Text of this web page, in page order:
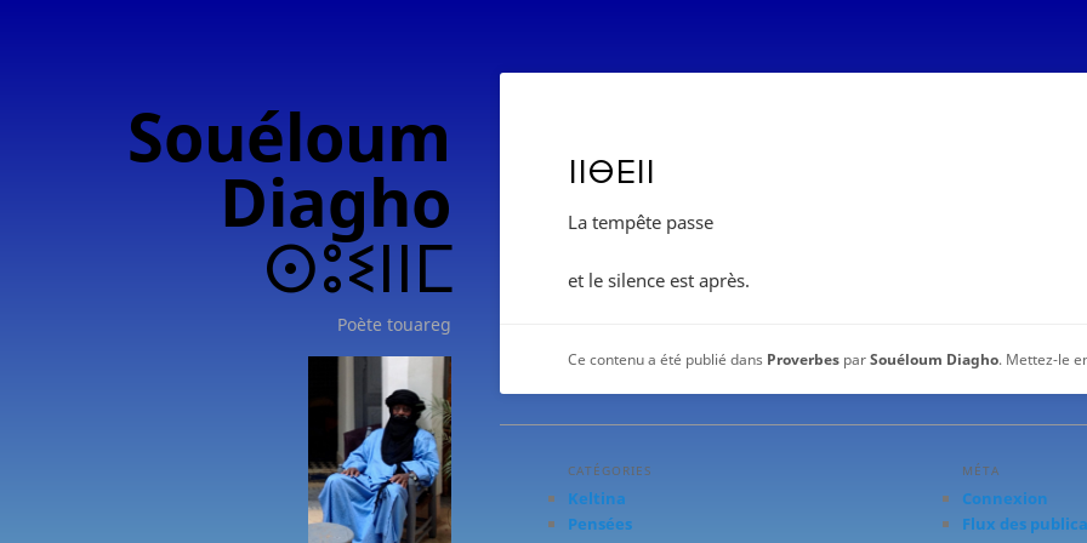
Souéloum
Diagho
ⵙⵓⵉⵏⵏⵎ
Poète touareg
ⵏⵏⴱⴹⵏⵏ
La tempête passe
et le silence est après.
Ce contenu a été publié dans Proverbes parSouéloum Diagho. Mettez-le
CATÉGORIES
Keltina
Pensées
MÉTA
Connexion
Flux des